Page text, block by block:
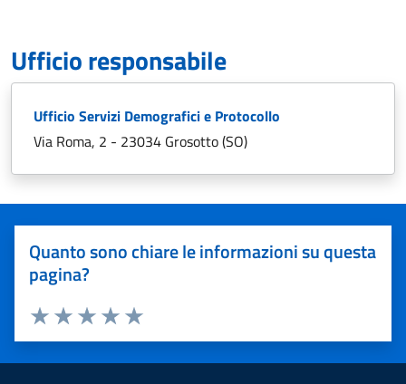
Ufficio responsabile
Ufficio Servizi Demografici e Protocollo
Via Roma, 2 - 23034 Grosotto (SO)
Quanto sono chiare le informazioni su questa
pagina?
Valuta 5 stelle su 5
Valuta 4 stelle su 5
Valuta 3 stelle su 5
Valuta 2 stelle su 5
Valuta 1 stelle su 5